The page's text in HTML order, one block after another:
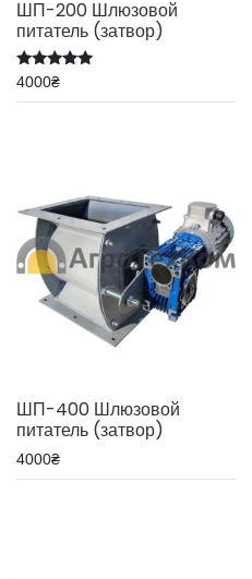
ШП-200 Шлюзовой
питатель (затвор)
Оценка
из 5
4000₴
ШП-400 Шлюзовой
питатель (затвор)
4000₴